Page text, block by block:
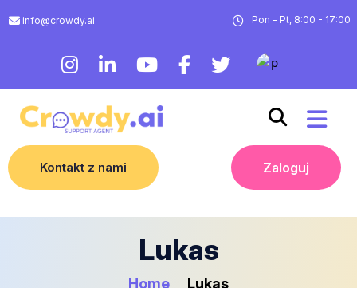
info@crowdy.ai Pon - Pt, 8:00 - 17:00
Kontakt z nami Zaloguj
Lukas
Home Lukas